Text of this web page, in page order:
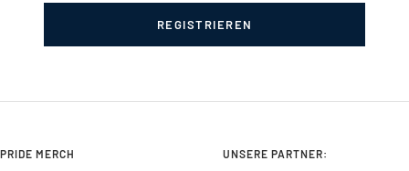
REGISTRIEREN
PRIDE MERCH UNSERE PARTNER: